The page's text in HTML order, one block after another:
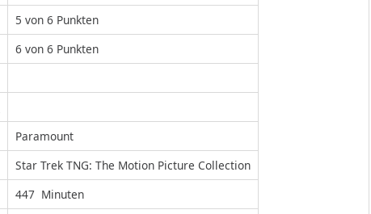
5 von 6 Punkten
6 von 6 Punkten
Paramount
Star Trek TNG: The Motion Picture Collection
447 Minuten